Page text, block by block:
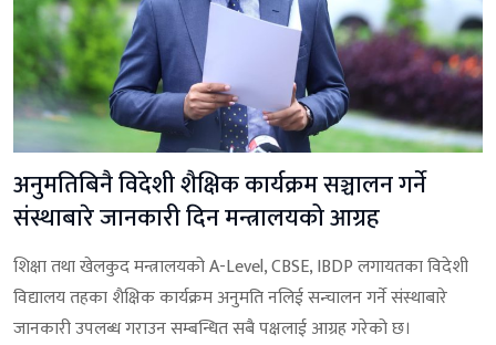
अनुमतिबिनै विदेशी शैक्षिक कार्यक्रम सञ्चालन गर्ने
संस्थाबारे जानकारी दिन मन्त्रालयको आग्रह
शिक्षा तथा खेलकुद मन्त्रालयको A-Level, CBSE, IBDP लगायतका विदेशी
विद्यालय तहका शैक्षिक कार्यक्रम अनुमति नलिई सन्चालन गर्ने संस्थाबारे
जानकारी उपलब्ध गराउन सम्बन्धित सबै पक्षलाई आग्रह गरेको छ।